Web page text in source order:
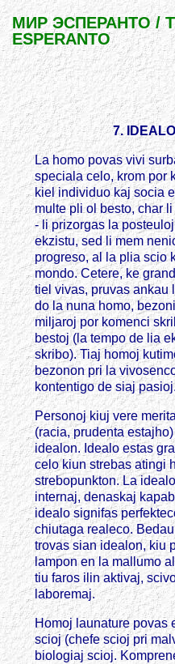
МИР ЭСПЕРАНТО /
ESPERANTO
7.
La homo povas vivi
speciala celo, krom por
kiel individuo kaj socia
multe pli ol besto, char
- li prizorgas la
ekzistu, sed li mem
progreso, al la plia scio
mondo. Cetere, ke
tiel vivas, pruvas ankau
do la nuna homo,
miljaroj por komenci
bestoj (la tempo de lia
skribo). Tiaj homoj
bezonon pri la
kontentigo de siaj
Personoj kiuj vere
(racia, prudenta
idealon. Idealo estas
celo kiun strebas atingi
strebopunkton. La
internaj, denaskaj
idealo signifas
chiutaga realeco.
trovas sian idealon, kiu
lampon en la mallumo
tiu faros ilin aktivaj,
laboremaj.
Homoj launature povas
scioj (chefe scioj pri
biologiaj scioj.